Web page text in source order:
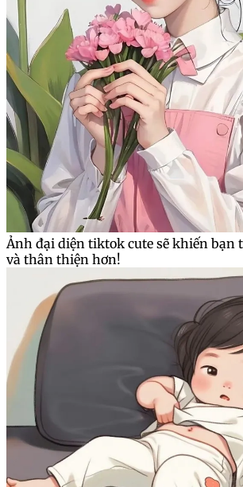
Ảnh đại diện tiktok cute sẽ khiến bạn
và thân thiện hơn!